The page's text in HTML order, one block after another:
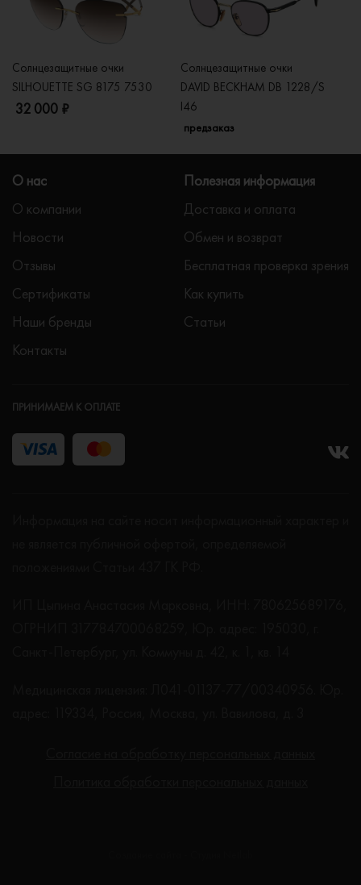
Солнцезащитные очки
SILHOUETTE SG 8175 7530
32 000 ₽
Солнцезащитные очки
DAVID BECKHAM DB 1228/S
I46
предзаказ
О нас
О компании
Новости
Отзывы
Сертификаты
Наши бренды
Контакты
Полезная информация
Доставка и оплата
Обмен и возврат
Бесплатная проверка зрения
Как купить
Статьи
ПРИНИМАЕМ К ОПЛАТЕ